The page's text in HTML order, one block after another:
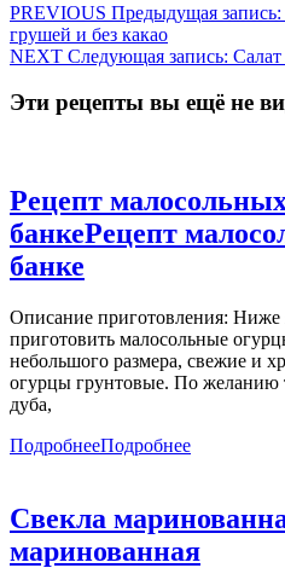
PREVIOUS Предыдущая запись:
грушей и без какао
NEXT Следующая запись:
Эти рецепты вы ещё не
Рецепт
банкеРецепт
банке
Описание приготовления: Ниже
приготовить малосольные
небольшого размера, свежие и
огурцы грунтовые. По желанию
дуба,
ПодробнееПодробнее
Свекла
маринованная